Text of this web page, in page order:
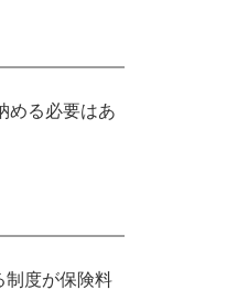
める必要はあ
制度が保険料